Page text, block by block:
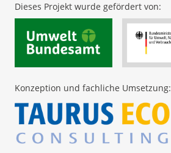
Dieses Projekt wurde gefördert von:
Konzeption und fachliche Umsetzung: